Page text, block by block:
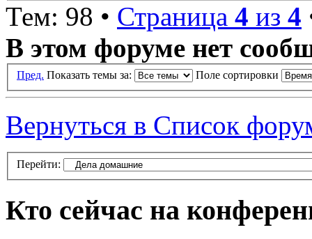
Тем: 98 • Страница 4 из 4
В этом форуме нет
Пред. Показать темы за: Поле сортировки
Вернуться в Список
Перейти:
Кто сейчас на